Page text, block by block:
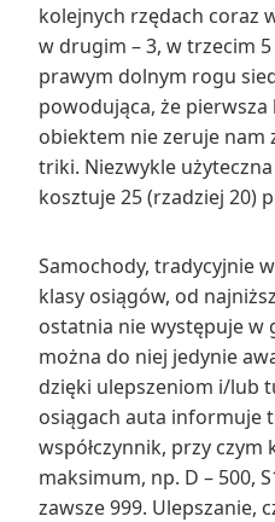
kolejnych rzędach coraz
w drugim – 3, w trzecim
prawym dolnym rogu
powodująca, że
obiektem nie zeruje nam
triki. Niezwykle
kosztuje 25 (rzadziej 20)
Samochody, tradycyjnie
klasy osiągów, od
ostatnia nie występuje w
można do niej jedynie
dzięki ulepszeniom i/lub
osiągach auta informuje
współczynnik, przy czym
maksimum, np. D – 500,
zawsze 999. Ulepszanie,